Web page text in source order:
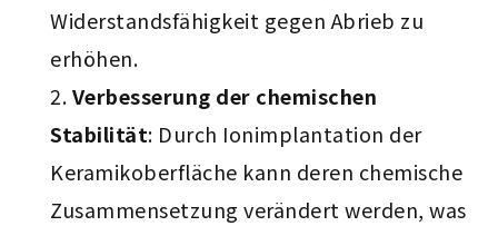
Widerstandsfähigkeit gegen Abrieb zu
erhöhen.
Verbesserung der chemischen
Stabilität: Durch Ionimplantation der
Keramikoberfläche kann deren chemische
Zusammensetzung verändert werden, was